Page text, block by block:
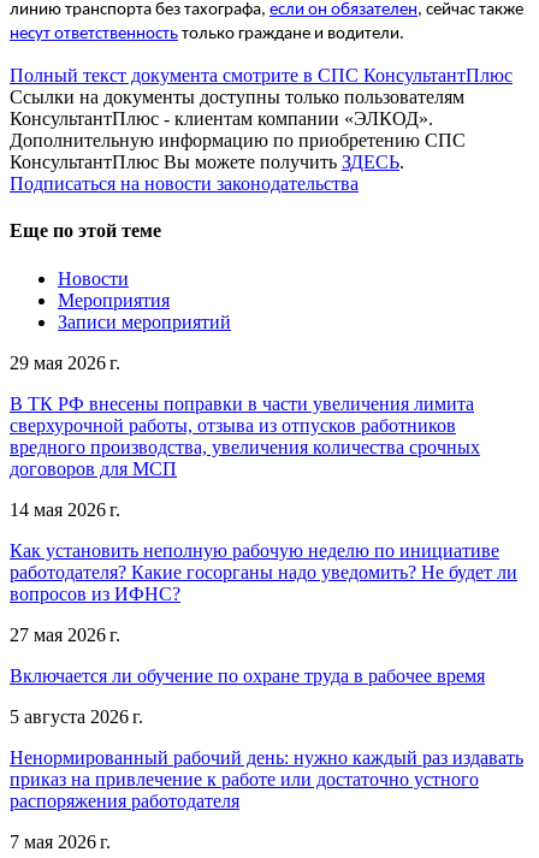
линию транспорта без тахографа, если он обязателен, сейчас также
несут ответственность только граждане и водители.
Полный текст документа смотрите в СПС КонсультантПлюс
Ссылки на документы доступны только пользователям
КонсультантПлюс - клиентам компании «ЭЛКОД».
Дополнительную информацию по приобретению СПС
КонсультантПлюс Вы можете получить ЗДЕСЬ.
Подписаться на новости законодательства
Еще по этой теме
Новости
Мероприятия
Записи мероприятий
29 мая 2026 г.
В ТК РФ внесены поправки в части увеличения лимита
сверхурочной работы, отзыва из отпусков работников
вредного производства, увеличения количества срочных
договоров для МСП
14 мая 2026 г.
Как установить неполную рабочую неделю по инициативе
работодателя? Какие госорганы надо уведомить? Не будет ли
вопросов из ИФНС?
27 мая 2026 г.
Включается ли обучение по охране труда в рабочее время
5 августа 2026 г.
Ненормированный рабочий день: нужно каждый раз издавать
приказ на привлечение к работе или достаточно устного
распоряжения работодателя
7 мая 2026 г.